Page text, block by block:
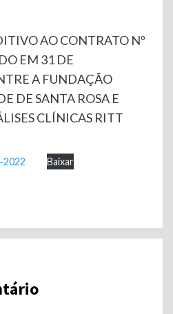
AO CONTRATO Nº
EM 31 DE
A FUNDAÇÃO
DE SANTA ROSA E
CLÍNICAS RITT
2022 Baixar